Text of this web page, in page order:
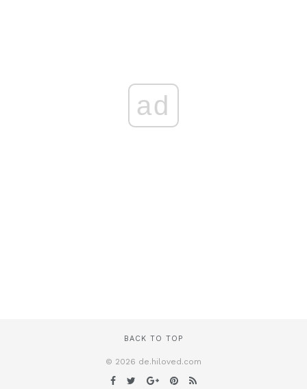
ad
BACK TO TOP
© 2026 de.hiloved.com